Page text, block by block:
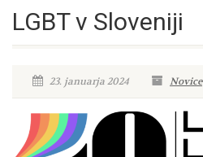
LGBT v Sloveniji
23. januarja 2024 Novice